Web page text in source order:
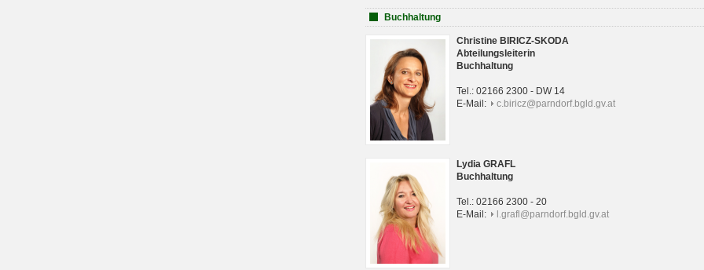
Buchhaltung
Christine BIRICZ-SKODA
Abteilungsleiterin
Buchhaltung
Tel.: 02166 2300 - DW 14
E-Mail:
c.biricz@parndorf.bgld.gv.at
Lydia GRAFL
Buchhaltung
Tel.: 02166 2300 - 20
E-Mail:
l.grafl@parndorf.bgld.gv.at